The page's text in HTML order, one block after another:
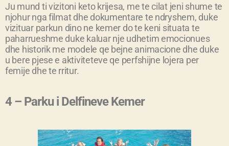
Ju mund ti vizitoni keto krijesa, me te cilat jeni shume te
njohur nga filmat dhe dokumentare te ndryshem, duke
vizituar parkun dino ne kemer do te keni situata te
paharrueshme duke kaluar nje udhetim emocionues
dhe historik me modele qe bejne animacione dhe duke
u bere pjese e aktiviteteve qe perfshijne lojera per
femije dhe te rritur.
4 – Parku i Delfineve Kemer